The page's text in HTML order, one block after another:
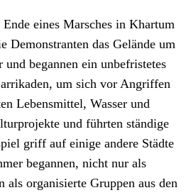
eines Marsches in Khartum
Demonstranten das Gelände um
begannen ein unbefristetes
um sich vor Angriffen
Lebensmittel, Wasser und
und führten ständige
griff auf einige andere Städte
begannen, nicht nur als
als organisierte Gruppen aus den